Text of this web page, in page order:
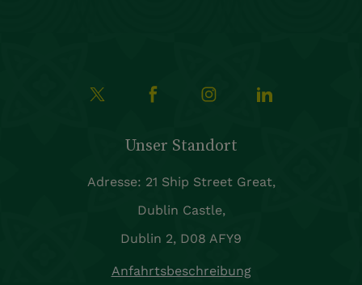
Unser Standort
Adresse: 21 Ship Street Great,
Dublin Castle,
Dublin 2, D08 AFY9
Anfahrtsbeschreibung